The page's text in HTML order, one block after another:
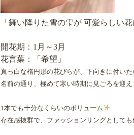
「舞い降りた雪の雫が 可愛らしい花
開花期：1月～3月
花言葉：「希望」
真っ白な楕円形の花びらが、下向きに付いた
名前の通り、極めて寒い時期に見ごろを迎え
1本でも十分なくらいのボリューム
存在感抜群で、ファッションリングとしても